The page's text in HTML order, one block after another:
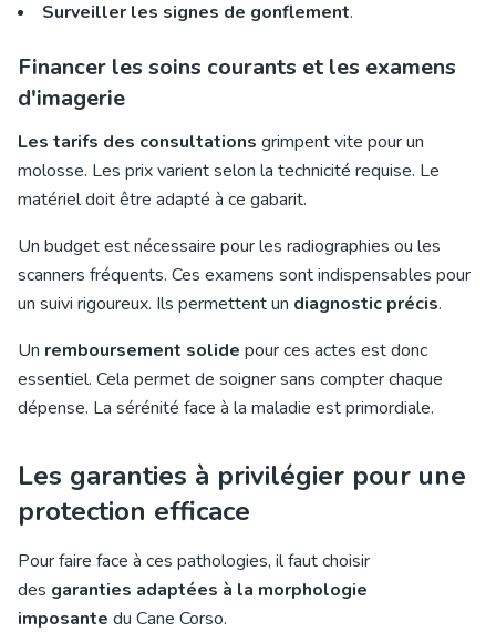
Surveiller les signes de gonflement.
Financer les soins courants et les examens
d'imagerie
Les tarifs des consultations grimpent vite pour un
molosse. Les prix varient selon la technicité requise. Le
matériel doit être adapté à ce gabarit.
Un budget est nécessaire pour les radiographies ou les
scanners fréquents. Ces examens sont indispensables pour
un suivi rigoureux. Ils permettent un diagnostic précis.
Un remboursement solide pour ces actes est donc
essentiel. Cela permet de soigner sans compter chaque
dépense. La sérénité face à la maladie est primordiale.
Les garanties à privilégier pour une
protection efficace
Pour faire face à ces pathologies, il faut choisir
des garanties adaptées à la morphologie
imposante du Cane Corso.